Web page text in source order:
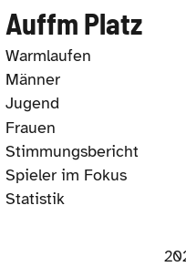
Auffm Platz
Warmlaufen
Männer
Jugend
Frauen
Stimmungsbericht
Spieler im Fokus
Statistik